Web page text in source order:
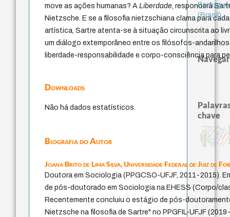
move as ações humanas? ALiberdade, responderá
Nietzsche. E se a filosofia nietzschiana clama para
artística, Sartre atenta-se à situação circunscrita ao
um diálogo extemporâneo entre os filósofos-
liberdade-responsabilidade e corpo-consciência para
Downloads
Não há dados estatísticos.
Biografia do Autor
Joana Brito de Lima Silva,Universidade Federal de Juiz de
Doutora em Sociologia (PPGCSO-UFJF, 2011-2015).
de pós-doutorado em Sociologia na EHESS (Corpo/
Recentemente concluiu o estágio de pós-
Nietzsche na filosofia de Sartre" no PPGFIL-UFJF
(Brasil)
Navegar
chave
fundamentalismo
jacobi
protágoras
experiência temporal
metafísica do tempo
géneroidade
intolerância homem-medida
filosofia brasileira
j.c.m. neto
palavra
perdón
leyes
violencia
guayaquil
logos pedagogia
lei desejo
papel
sacrifício
internal relations therapy
animais
arte de educar
realidad